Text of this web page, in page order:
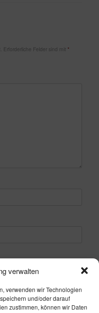
verwalten
verwenden wir Technologien
und/oder darauf
zustimmen, können wir Daten
Erforderliche Felder sind mit *